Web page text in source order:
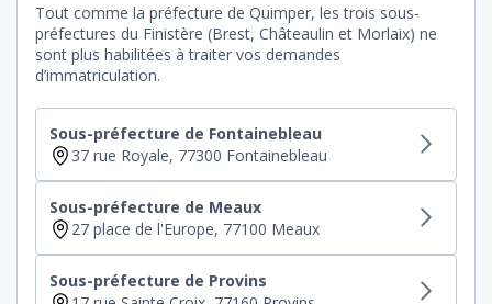
Tout comme la préfecture de Quimper, les trois sous-
préfectures du Finistère (Brest, Châteaulin et Morlaix) ne
sont plus habilitées à traiter vos demandes
d’immatriculation.
Sous-préfecture de Fontainebleau
37 rue Royale, 77300 Fontainebleau
Sous-préfecture de Meaux
27 place de l'Europe, 77100 Meaux
Sous-préfecture de Provins